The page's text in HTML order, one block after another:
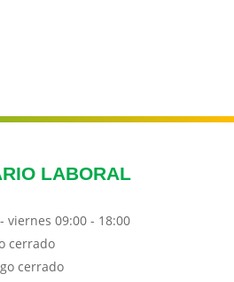
LABORAL
viernes 09:00 - 18:00
cerrado
cerrado